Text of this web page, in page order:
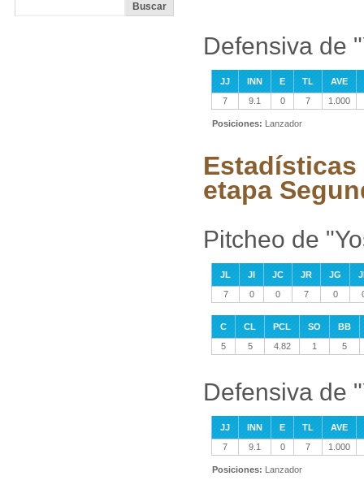
Defensiva de
JJ INN E TL
AVE
7
9.1 0 7 1.000
Posiciones: Lanzador
Estadísticas
etapa
Pitcheo de
JL JI JC JR JG
7
0 0 7 0
C CL PCL SO
BB
5
5 4.82 1 5
Defensiva de
JJ INN E TL
AVE
7
9.1 0 7 1.000
Posiciones: Lanzador